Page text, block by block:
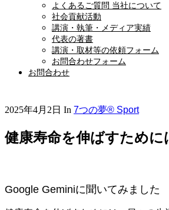
よくあるご質問 当社について
社会貢献活動
講演・執筆・メディア実績
代表の著書
講演・取材等の依頼フォーム
お問合わせフォーム
お問合わせ
2025年4月2日 In 7つの夢® Sport
健康寿命を伸ばすために
Google Geminiに聞いてみました